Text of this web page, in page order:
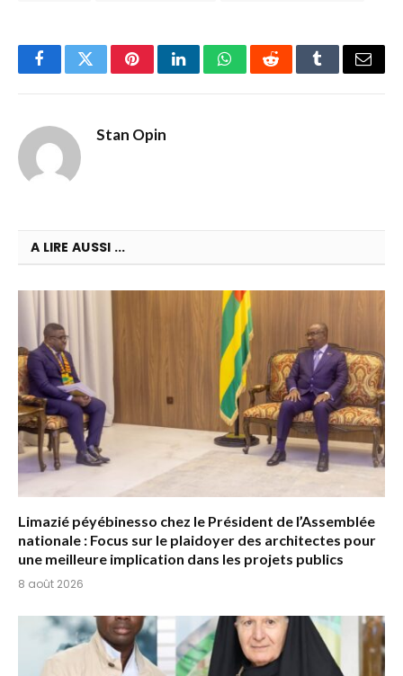
FacebookTwitterPinterestLinkedInWhatsAppRedditTumblrEmail
Stan Opin
A LIRE AUSSI ...
Limazié péyébinesso chez le Président de l’Assemblée
nationale : Focus sur le plaidoyer des architectes pour
une meilleure implication dans les projets publics
8 août 2026